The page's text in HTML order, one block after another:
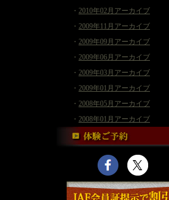
・ 2010年02月アーカイブ
・ 2009年11月アーカイブ
・ 2009年09月アーカイブ
・ 2009年06月アーカイブ
・ 2009年03月アーカイブ
・ 2009年01月アーカイブ
・ 2008年05月アーカイブ
・ 2008年01月アーカイブ